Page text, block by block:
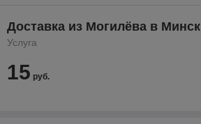
Доставка из Могилёва в Минск
Услуга
15 руб.